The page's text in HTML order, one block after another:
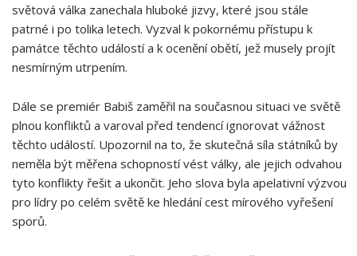
světová válka zanechala hluboké jizvy, které jsou stále
patrné i‍ po ​tolika letech. Vyzval k pokornému přístupu ⁣k‌
památce těchto událostí a k ocenění obětí, jež musely projít
nesmírným utrpením.
Dále se premiér Babiš zaměřil ​na současnou situaci ve světě
plnou konfliktů a varoval před tendencí ignorovat vážnost
těchto událostí. Upozornil na to, že skutečná síla státníků by⁢
neměla být měřena schopností vést války, ale jejich odvahou⁤
tyto konflikty řešit a‌ ukončit. Jeho⁢ slova byla apelativní ⁢výzvou
pro ⁤lídry‌ po celém světě ke hledání​ cest mírového vyřešení
sporů.